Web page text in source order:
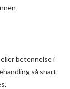
betennelse i
så snart